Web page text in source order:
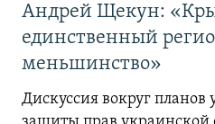
Андрей Щекун:
единственный
меньшинство»
Дискуссия вокруг планов